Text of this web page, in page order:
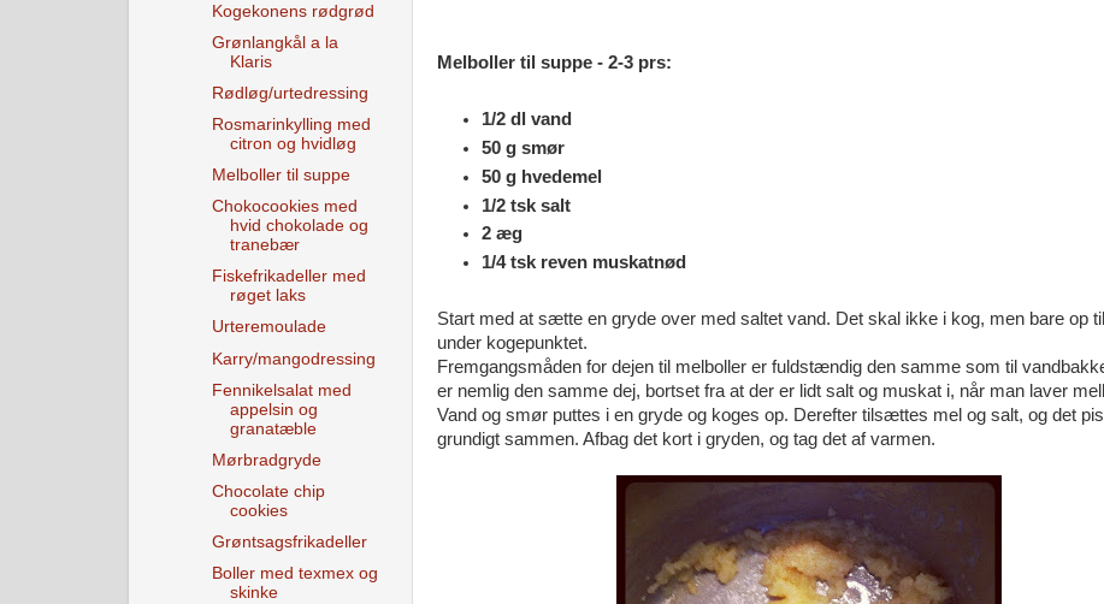
Melboller til suppe - 2-3 prs:
1/2 dl vand
50 g smør
50 g hvedemel
1/2 tsk salt
2 æg
1/4 tsk reven muskatnød
Start med at sætte en gryde over med saltet vand. Det skal ikke i kog, men bare op
under kogepunktet.
Fremgangsmåden for dejen til melboller er fuldstændig den samme som til
er nemlig den samme dej, bortset fra at der er lidt salt og muskat i, når man laver
Vand og smør puttes i en gryde og koges op. Derefter tilsættes mel og salt, og det
grundigt sammen. Afbag det kort i gryden, og tag det af varmen.
Kogekonens rødgrød
Grønlangkål a la
Klaris
Rødløg/urtedressing
Rosmarinkylling med
citron og hvidløg
Melboller til suppe
Chokocookies med
hvid chokolade og
tranebær
Fiskefrikadeller med
røget laks
Urteremoulade
Karry/mangodressing
Fennikelsalat med
appelsin og
granatæble
Mørbradgryde
Chocolate chip
cookies
Grøntsagsfrikadeller
Boller med texmex og
skinke